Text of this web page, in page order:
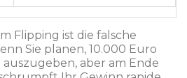
Flipping ist die falsche
Sie planen, 10.000 Euro
aber am Ende